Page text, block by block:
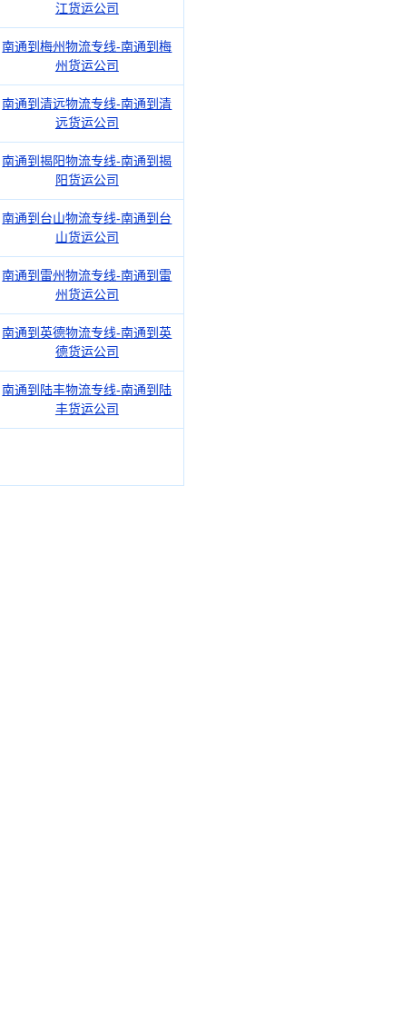
江货运公司
南通到梅州物流专线-南通到梅
州货运公司
南通到清远物流专线-南通到清
远货运公司
南通到揭阳物流专线-南通到揭
阳货运公司
南通到台山物流专线-南通到台
山货运公司
南通到雷州物流专线-南通到雷
州货运公司
南通到英德物流专线-南通到英
德货运公司
南通到陆丰物流专线-南通到陆
丰货运公司